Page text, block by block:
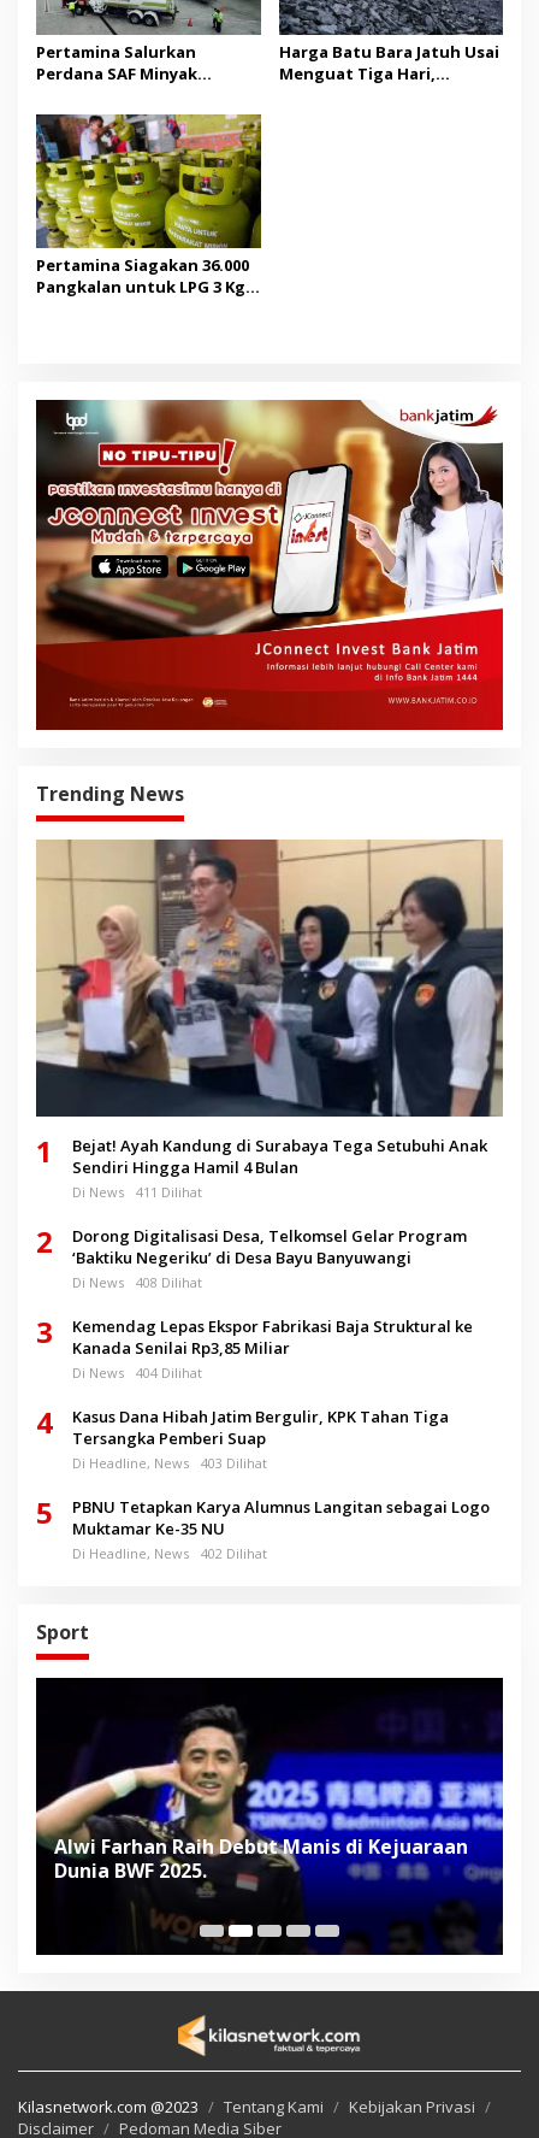
Pertamina Salurkan
Perdana SAF Minyak
Nol Emisi
Harga Batu Bara Jatuh Usai
Menguat Tiga Hari,
Pertamina Siagakan 36.000
Pangkalan untuk LPG 3 Kg
Trending News
1
Bejat! Ayah Kandung di Surabaya Tega Setubuhi Anak
Sendiri Hingga Hamil 4 Bulan
Di News 411 Dilihat
2
Dorong Digitalisasi Desa, Telkomsel Gelar Program
‘Baktiku Negeriku’ di Desa Bayu Banyuwangi
Di News 408 Dilihat
3
Kemendag Lepas Ekspor Fabrikasi Baja Struktural ke
Kanada Senilai Rp3,85 Miliar
Di News 404 Dilihat
4
Kasus Dana Hibah Jatim Bergulir, KPK Tahan Tiga
Tersangka Pemberi Suap
Di Headline, News 403 Dilihat
5
PBNU Tetapkan Karya Alumnus Langitan sebagai Logo
Muktamar Ke-35 NU
Di Headline, News 402 Dilihat
Sport
Alwi Farhan Raih Debut Manis di Kejuaraan
Dunia BWF 2025.
Kilasnetwork.com @2023 Tentang Kami
Kebijakan Privasi
Disclaimer
Pedoman Media Siber